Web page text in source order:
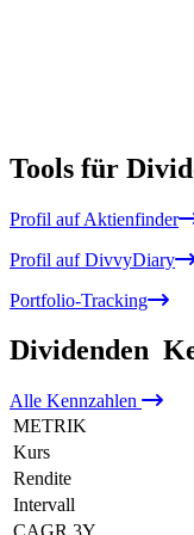
Tools für
Profil auf Aktienfinder
Profil auf DivvyDiary
Portfolio-Tracking
Dividenden
Alle Kennzahlen
METRIK
Kurs
Rendite
Intervall